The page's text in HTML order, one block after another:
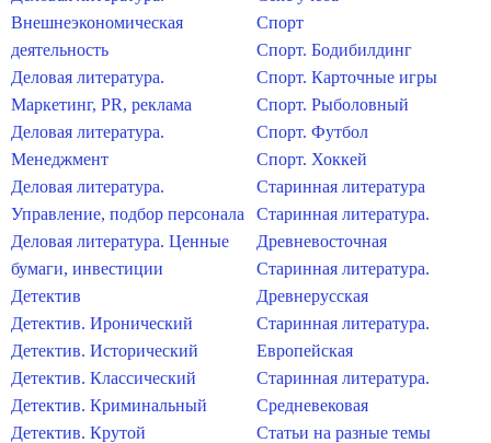
Внешнеэкономическая
деятельность
Деловая литература.
Маркетинг, PR, реклама
Деловая литература.
Менеджмент
Деловая литература.
Управление, подбор персонала
Деловая литература. Ценные
бумаги, инвестиции
Детектив
Детектив. Иронический
Детектив. Исторический
Детектив. Классический
Детектив. Криминальный
Детектив. Крутой
Спорт
Спорт. Бодибилдинг
Спорт. Карточные игры
Спорт. Рыболовный
Спорт. Футбол
Спорт. Хоккей
Старинная литература
Старинная литература.
Древневосточная
Старинная литература.
Древнерусская
Старинная литература.
Европейская
Старинная литература.
Средневековая
Статьи на разные темы